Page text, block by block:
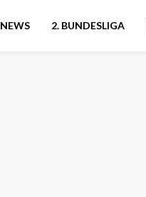
2. BUNDESLIGA